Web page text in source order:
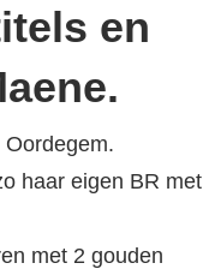
en
haar eigen BR met
met 2 gouden